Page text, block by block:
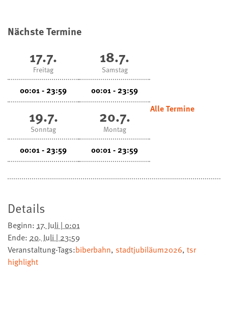
Nächste Termine
17.7.
Freitag
00:01 - 23:59
18.7.
Samstag
00:01 - 23:59
19.7.
Sonntag
00:01 - 23:59
20.7.
Montag
00:01 - 23:59
Alle Termine
Details
Beginn: 17. Juli | 0:01
Ende: 20. Juli | 23:59
Veranstaltung-Tags:biberbahn, stadtjubiläum2026, tsr
highlight